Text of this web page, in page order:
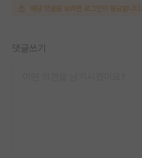
해당 댓글을 보려면 로그인이 필요합니다.
댓글쓰기